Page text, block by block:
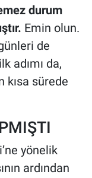
durum
Emin olun.
de
adımı da,
kısa sürede
yönelik
ardından